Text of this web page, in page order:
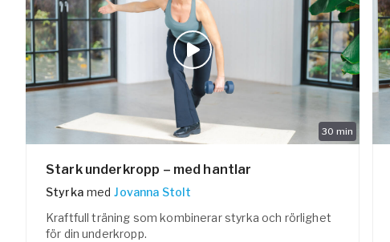
Arbetsgivare
Pausa Smart
Yogobe för
Hotell &
30 min
Stark underkropp – med hantlar
Styrka med Jovanna Stolt
Kraftfull träning som kombinerar styrka och rörlighet
för din underkropp.